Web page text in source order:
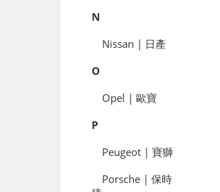
N
Nissan | 日產
O
Opel | 歐寶
P
Peugeot | 寶獅
Porsche | 保時